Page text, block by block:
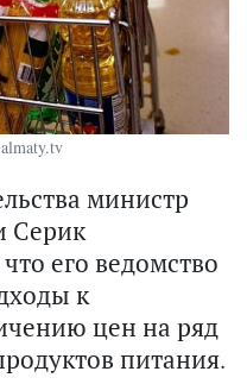
министр
Серик
его ведомство
к
цен на ряд
питания.